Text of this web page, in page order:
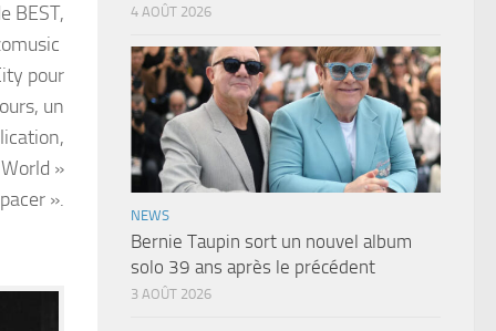
BEST,
pour
un
»
».
4 AOÛT 2026
NEWS
Bernie Taupin sort un nouvel album
solo 39 ans après le précédent
3 AOÛT 2026